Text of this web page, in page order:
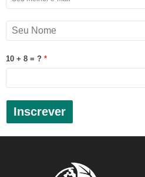
10 + 8 = ?
Inscrever